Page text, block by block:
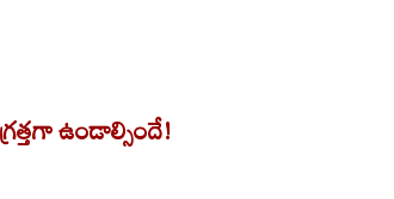
ఉండాల్సిందే!